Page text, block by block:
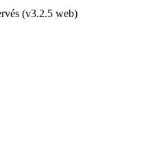
(v3.2.5 web)